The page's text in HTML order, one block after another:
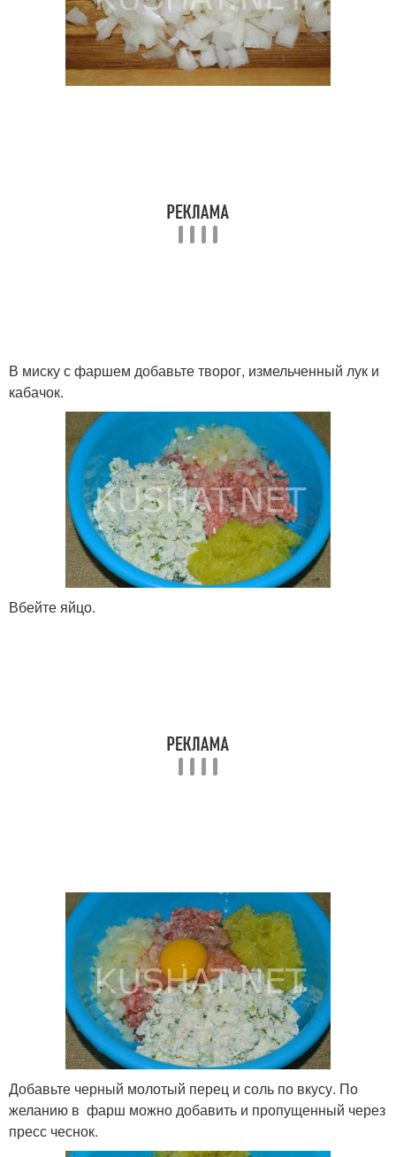
В миску с фаршем добавьте творог, измельченный лук и
кабачок.
Вбейте яйцо.
Добавьте черный молотый перец и соль по вкусу. По
желанию в фарш можно добавить и пропущенный через
пресс чеснок.